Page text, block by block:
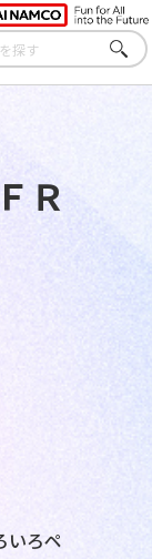
さが
す
Ｒ
いろペ